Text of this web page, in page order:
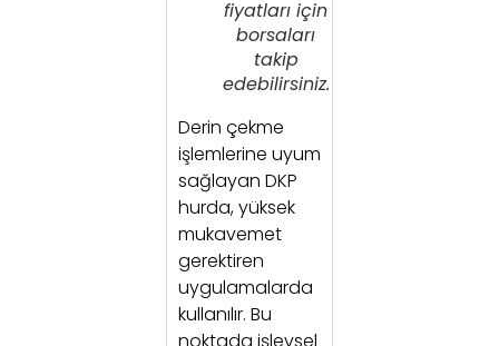
fiyatları için
borsaları
takip
edebilirsiniz.
Derin çekme
işlemlerine uyum
sağlayan DKP
hurda, yüksek
mukavemet
gerektiren
uygulamalarda
kullanılır. Bu